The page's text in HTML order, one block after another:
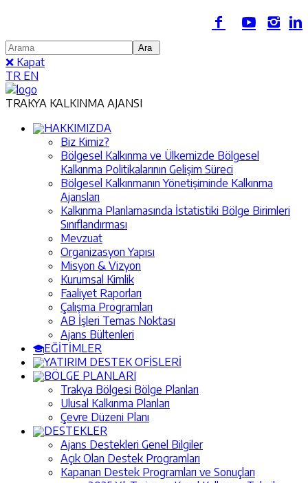
❌ Kapat
TR EN
TRAKYA KALKINMA AJANSI
HAKKIMIZDA
Biz Kimiz?
Bölgesel Kalkınma ve Ülkemizde Bölgesel
Kalkınma Politikalarının Gelişim Süreci
Bölgesel Kalkınmanın Yönetişiminde Kalkınma
Ajansları
Kalkınma Planlamasında İstatistiki Bölge Birimleri
Sınıflandırması
Mevzuat
Organizasyon Yapısı
Misyon & Vizyon
Kurumsal Kimlik
Faaliyet Raporları
Çalışma Programları
AB İşleri Temas Noktası
Ajans Bültenleri
EĞİTİMLER
YATIRIM DESTEK OFİSLERİ
BÖLGE PLANLARI
Trakya Bölgesi Bölge Planları
Ulusal Kalkınma Planları
Çevre Düzeni Planı
DESTEKLER
Ajans Destekleri Genel Bilgiler
Açık Olan Destek Programları
Kapanan Destek Programları ve Sonuçları